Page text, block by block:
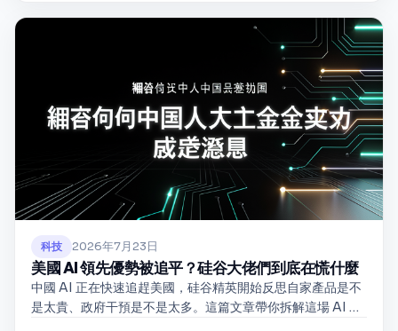
科技 2026年7月23日
美國 AI 領先優勢被追平？硅谷大佬們到底在慌什麼
中國 AI 正在快速追趕美國，硅谷精英開始反思自家產品是不
是太貴、政府干預是不是太多。這篇文章帶你拆解這場 AI 競